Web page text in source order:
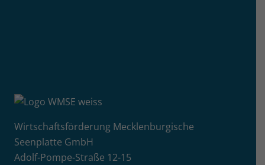
Wirtschaftsförderung Mecklenburgische
Seenplatte GmbH
Adolf-Pompe-Straße 12-15